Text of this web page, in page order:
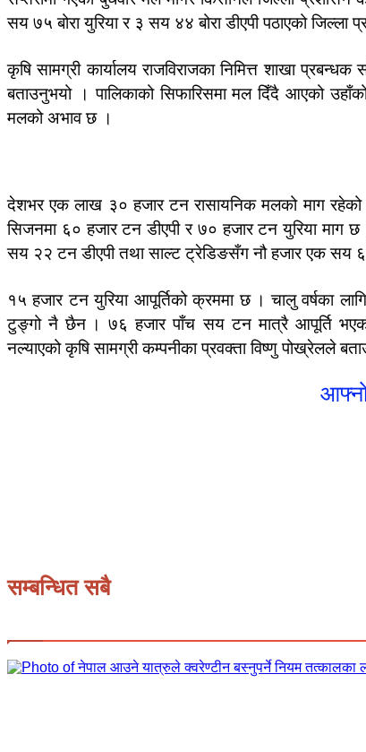
सय ७५ बोरा युरिया र ३ सय ४४ बोरा डीएपी पठाएको
कृषि सामग्री कार्यालय राजविराजका निमित्त शाखा
बताउनुभयो । पालिकाको सिफारिसमा मल दिँदै आएको
मलको अभाव छ ।
देशभर एक लाख ३० हजार टन रासायनिक मलको माग रहेको
सिजनमा ६० हजार टन डीएपी र ७० हजार टन युरिया माग
सय २२ टन डीएपी तथा साल्ट ट्रेडिङसँग नौ हजार एक सय
१५ हजार टन युरिया आपूर्तिको क्रममा छ । चालु वर्षका
टुङ्गो नै छैन । ७६ हजार पाँच सय टन मात्रै आपूर्ति भएको
नल्याएको कृषि सामग्री कम्पनीका प्रवक्ता विष्णु पोख्रेलले
सम्बन्धित सबै